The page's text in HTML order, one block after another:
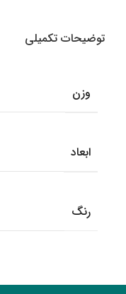
توضیحات تکمیلی
وزن
ابعاد
رنگ